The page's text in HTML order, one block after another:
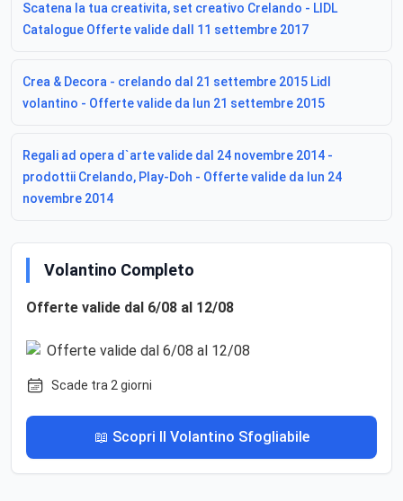
Scatena la tua creativita, set creativo Crelando - LIDL
Catalogue Offerte valide dall 11 settembre 2017
Crea & Decora - crelando dal 21 settembre 2015 Lidl
volantino - Offerte valide da lun 21 settembre 2015
Regali ad opera d`arte valide dal 24 novembre 2014 -
prodottii Crelando, Play-Doh - Offerte valide da lun 24
novembre 2014
Volantino Completo
Offerte valide dal 6/08 al 12/08
Scade tra 2 giorni
📖 Scopri Il Volantino Sfogliabile